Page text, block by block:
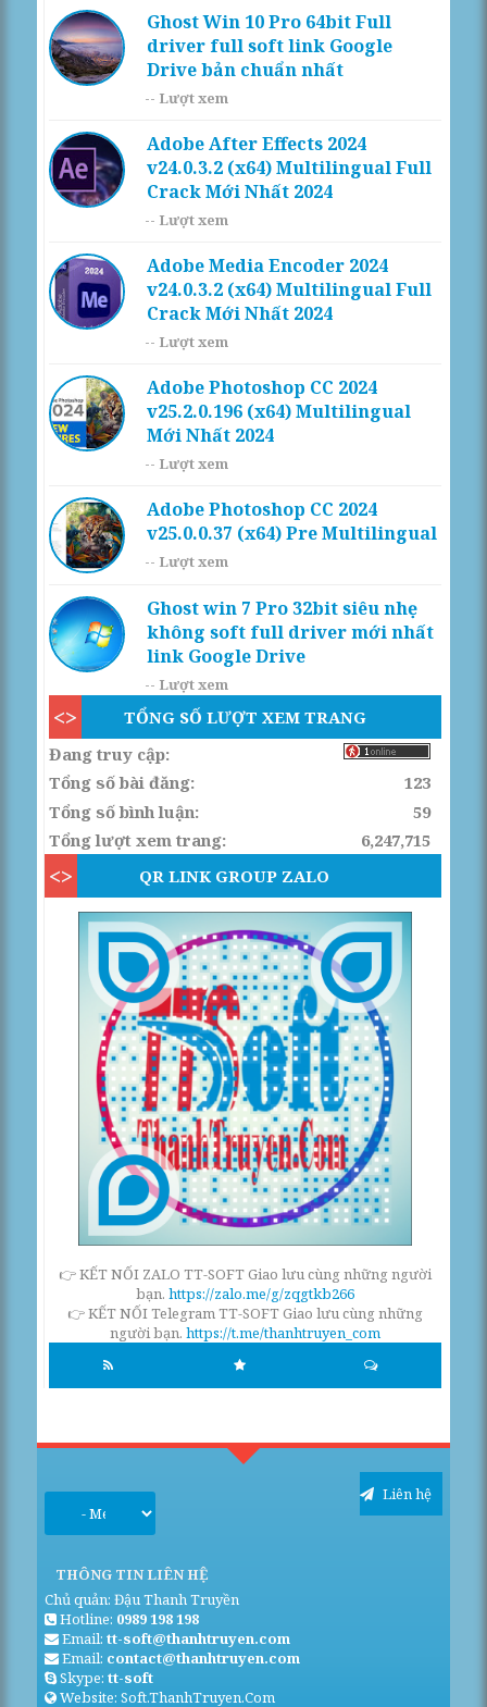
Ghost Win 10 Pro 64bit Full
driver full soft link Google
Drive bản chuẩn nhất
-- Lượt xem
Adobe After Effects 2024
v24.0.3.2 (x64) Multilingual Full
Crack Mới Nhất 2024
-- Lượt xem
Adobe Media Encoder 2024
v24.0.3.2 (x64) Multilingual Full
Crack Mới Nhất 2024
-- Lượt xem
Adobe Photoshop CC 2024
v25.2.0.196 (x64) Multilingual
Mới Nhất 2024
-- Lượt xem
Adobe Photoshop CC 2024
v25.0.0.37 (x64) Pre Multilingual
-- Lượt xem
Ghost win 7 Pro 32bit siêu nhẹ
không soft full driver mới nhất
link Google Drive
-- Lượt xem
TỔNG SỐ LƯỢT XEM TRANG
Đang truy cập:
Tổng số bài đăng:
123
Tổng số bình luận:
59
Tổng lượt xem trang:
6,247,715
QR LINK GROUP ZALO
👉 KẾT NỐI ZALO TT-SOFT Giao lưu cùng những người
bạn. https://zalo.me/g/zqgtkb266
👉 KẾT NỐI Telegram TT-SOFT Giao lưu cùng những
người bạn. https://t.me/thanhtruyen_com
Liên hệ
THÔNG TIN LIÊN HỆ
Chủ quản: Đậu Thanh Truyền
Hotline: 0989 198 198
Email:tt-soft@thanhtruyen.com
Email: contact@thanhtruyen.com
Skype:tt-soft
Website: Soft.ThanhTruyen.Com